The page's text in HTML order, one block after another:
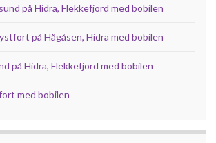
på Hidra, Flekkefjord med bobilen
på Hågåsen, Hidra med bobilen
på Hidra, Flekkefjord med bobilen
med bobilen